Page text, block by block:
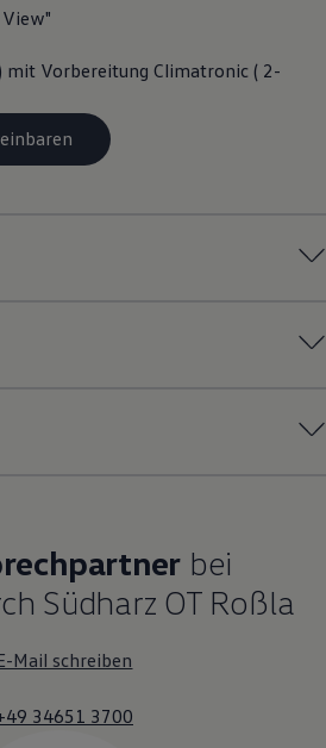
mit Vorbereitung Climatronic ( 2-
bei
Südharz OT Roßla
Mail schreiben
34651 3700